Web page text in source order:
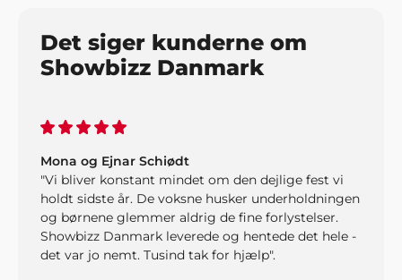
Det siger kunderne om
Showbizz Danmark
Mona og Ejnar Schiødt
"Vi bliver konstant mindet om den dejlige fest vi
holdt sidste år. De voksne husker underholdningen
og børnene glemmer aldrig de fine forlystelser.
Showbizz Danmark leverede og hentede det hele -
det var jo nemt. Tusind tak for hjælp".